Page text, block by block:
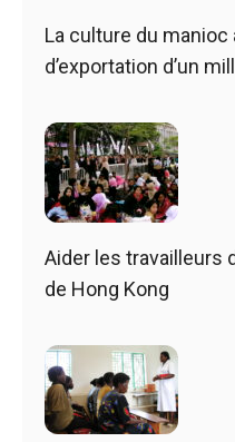
La culture du manioc
d’exportation d’un
Aider les travailleurs
de Hong Kong